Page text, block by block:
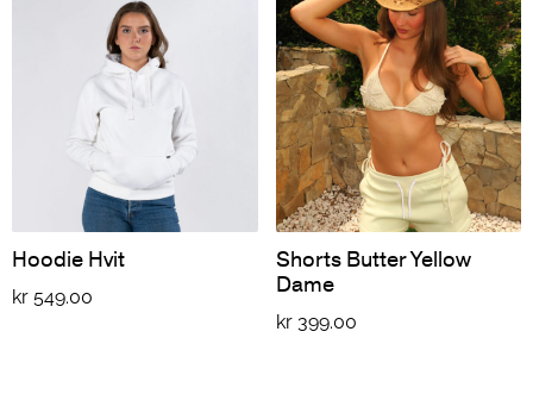
Hoodie Hvit
kr 549.00
Shorts Butter Yellow
Dame
kr399.00